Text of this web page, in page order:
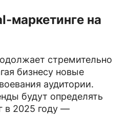
маркетинге на
стремительно
бизнесу новые
аудитории.
будут определять
в 2025 году —